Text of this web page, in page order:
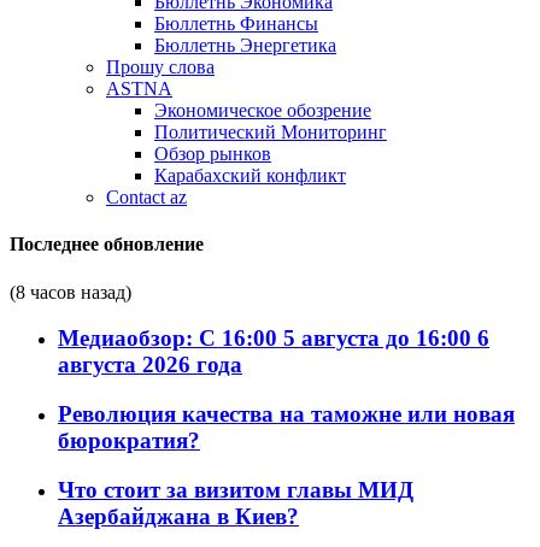
Бюллетнь Финансы
Бюллетнь Энергетика
Прошу слова
ASTNA
Экономическое обозрение
Политический Мониторинг
Обзор рынков
Карабахский конфликт
Contact az
Последнее обновление
(8 часов назад)
Медиаобзор: С 16:00 5 августа до 16:00 6
августа 2026 года
Революция качества на таможне или новая
бюрократия?
Что стоит за визитом главы МИД
Азербайджана в Киев?